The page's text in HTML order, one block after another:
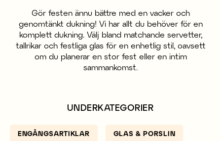
Gör festen ännu bättre med en vacker och
genomtänkt dukning! Vi har allt du behöver för en
komplett dukning. Välj bland matchande servetter,
tallrikar och festliga glas för en enhetlig stil, oavsett
om du planerar en stor fest eller en intim
sammankomst.
UNDERKATEGORIER
ENGÅNGSARTIKLAR GLAS & PORSLIN